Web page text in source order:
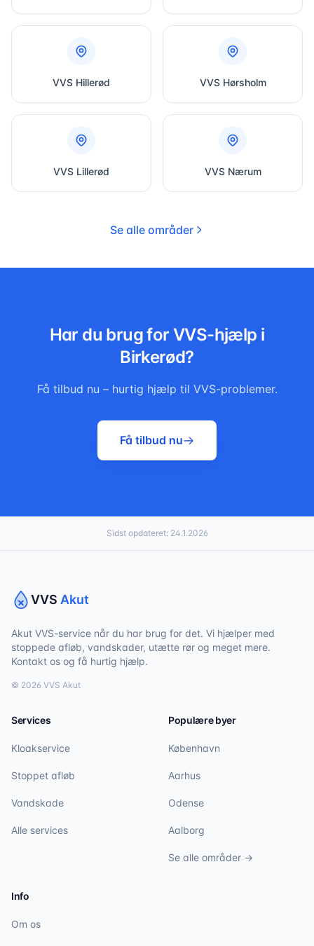
VVS Hillerød VVS Hørsholm
VVS Lillerød VVS Nærum
Se alle områder
Har du brug for VVS-hjælp i
Birkerød?
Få tilbud nu – hurtig hjælp til VVS-problemer.
Få tilbud nu
Sidst opdateret: 24.1.2026
VVS Akut
Akut VVS-service når du har brug for det. Vi hjælper med
stoppede afløb, vandskader, utætte rør og meget mere.
Kontakt os og få hurtig hjælp.
© 2026 VVS Akut
Services
Kloakservice
Stoppet afløb
Vandskade
Alle services
Populære byer
København
Aarhus
Odense
Aalborg
Se alle områder →
Info
Om os